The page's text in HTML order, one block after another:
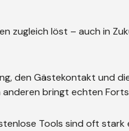
zugleich löst – auch in
den Gästekontakt und
anderen bringt echten
Tools sind oft stark